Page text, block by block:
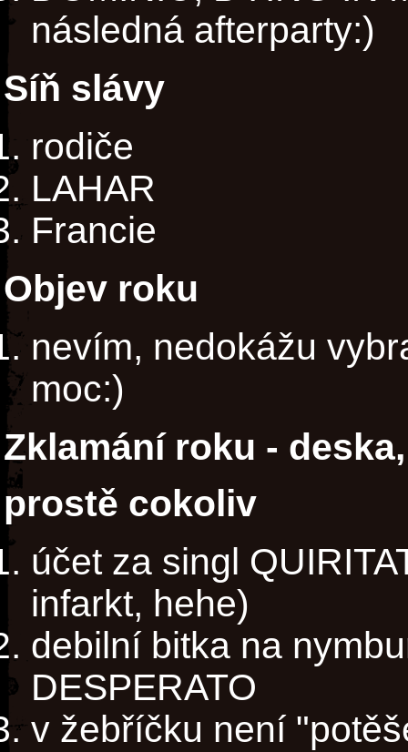
následná afterparty:)
Síň slávy
rodiče
LAHAR
Francie
Objev roku
nevím, nedokážu
moc:)
Zklamání roku -
prostě cokoliv
účet za singl
infarkt, hehe)
debilní bitka na
DESPERATO
v žebříčku není